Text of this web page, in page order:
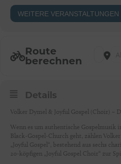
WEITERE VERANSTALTUNGEN
Route
berechnen
Details
Volker Dymel & Joyful Gospel (Choir) –
Wenn es um authentische Gospelmusik
Black-Gospel-Church geht, zählen
„Joyful Gospel“, bestehend aus sechs
20-köpfigen „Joyful Gospel Choir“ zur